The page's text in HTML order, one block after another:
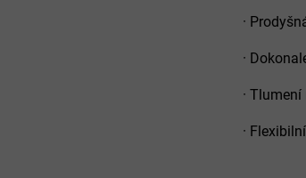
·
·
· Tlumení
·